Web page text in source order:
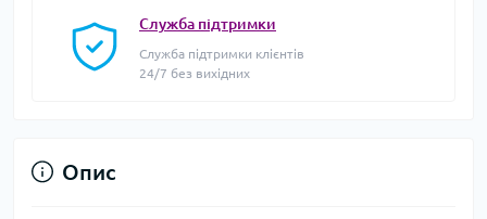
Служба підтримки
Служба підтримки клієнтів
24/7 без вихідних
Опис